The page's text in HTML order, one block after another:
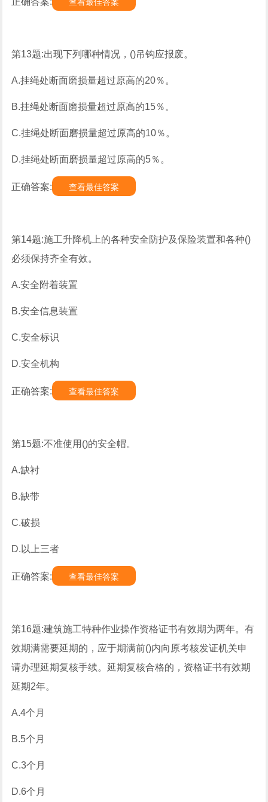
第13题:出现下列哪种情况，()吊钩应报废。
A.挂绳处断面磨损量超过原高的20％。
B.挂绳处断面磨损量超过原高的15％。
C.挂绳处断面磨损量超过原高的10％。
D.挂绳处断面磨损量超过原高的5％。
正确答案: 查看最佳答案
第14题:施工升降机上的各种安全防护及保险装置和各种()
必须保持齐全有效。
A.安全附着装置
B.安全信息装置
C.安全标识
D.安全机构
正确答案: 查看最佳答案
第15题:不准使用()的安全帽。
A.缺衬
B.缺带
C.破损
D.以上三者
正确答案: 查看最佳答案
第16题:建筑施工特种作业操作资格证书有效期为两年。有
效期满需要延期的，应于期满前()内向原考核发证机关申
请办理延期复核手续。延期复核合格的，资格证书有效期
延期2年。
A.4个月
B.5个月
C.3个月
D.6个月